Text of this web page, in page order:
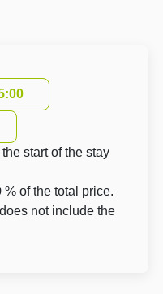
start of the stay
of the total price.
not include the